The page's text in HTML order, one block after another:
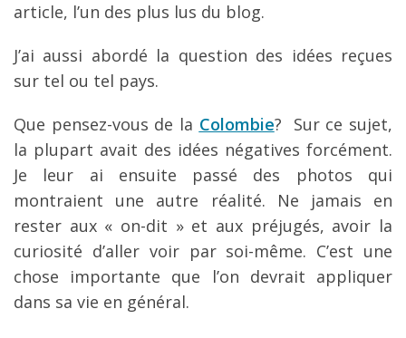
article, l’un des plus lus du blog.
J’ai aussi abordé la question des idées reçues
sur tel ou tel pays.
Que pensez-vous de la Colombie? Sur ce sujet,
la plupart avait des idées négatives forcément.
Je leur ai ensuite passé des photos qui
montraient une autre réalité. Ne jamais en
rester aux « on-dit » et aux préjugés, avoir la
curiosité d’aller voir par soi-même. C’est une
chose importante que l’on devrait appliquer
dans sa vie en général.